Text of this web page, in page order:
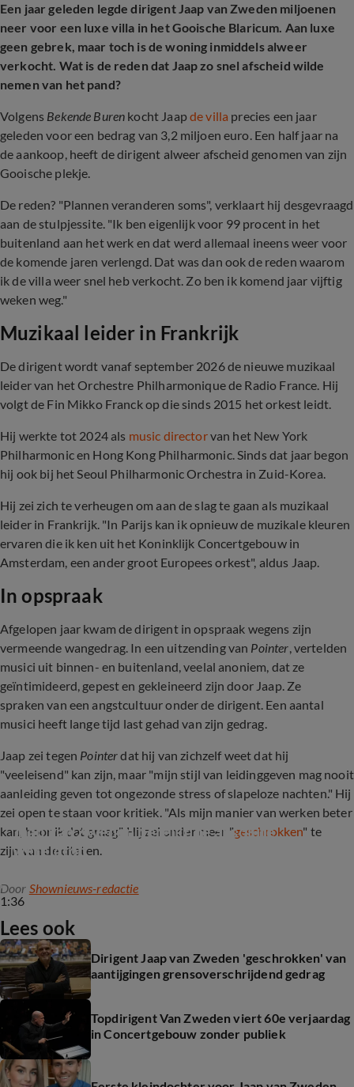
Een jaar geleden legde dirigent Jaap van Zweden miljoenen
neer voor een luxe villa in het Gooische Blaricum. Aan luxe
geen gebrek, maar toch is de woning inmiddels alweer
verkocht. Wat is de reden dat Jaap zo snel afscheid wilde
nemen van het pand?
Volgens Bekende Buren kocht Jaapde villa precies een jaar
geleden voor een bedrag van 3,2 miljoen euro. Een half jaar na
de aankoop, heeft de dirigent alweer afscheid genomen van zijn
Gooische plekje.
De reden? "Plannen veranderen soms", verklaart hij desgevraagd
aan de stulpjessite. "Ik ben eigenlijk voor 99 procent in het
buitenland aan het werk en dat werd allemaal ineens weer voor
de komende jaren verlengd. Dat was dan ook de reden waarom
ik de villa weer snel heb verkocht. Zo ben ik komend jaar vijftig
weken weg."
Muzikaal leider in Frankrijk
De dirigent wordt vanaf september 2026 de nieuwe muzikaal
leider van het Orchestre Philharmonique de Radio France. Hij
volgt de Fin Mikko Franck op die sinds 2015 het orkest leidt.
Hij werkte tot 2024 als music directorvan het New York
Philharmonic en Hong Kong Philharmonic. Sinds dat jaar begon
hij ook bij het Seoul Philharmonic Orchestra in Zuid-Korea.
Hij zei zich te verheugen om aan de slag te gaan als muzikaal
leider in Frankrijk. "In Parijs kan ik opnieuw de muzikale kleuren
ervaren die ik ken uit het Koninklijk Concertgebouw in
Amsterdam, een ander groot Europees orkest", aldus Jaap.
In opspraak
Afgelopen jaar kwam de dirigent in opspraak wegens zijn
vermeende wangedrag. In een uitzending van Pointer, vertelden
musici uit binnen- en buitenland, veelal anoniem, dat ze
geïntimideerd, gepest en gekleineerd zijn door Jaap. Ze
spraken van een angstcultuur onder de dirigent. Een aantal
musici heeft lange tijd last gehad van zijn gedrag.
Jaap zei tegen Pointerdat hij van zichzelf weet dat hij
"veeleisend" kan zijn, maar "mijn stijl van leidinggeven mag nooit
aanleiding geven tot ongezonde stress of slapeloze nachten." Hij
zei open te staan voor kritiek. "Als mijn manier van werken beter
kan, hoor ik dat graag." Hij zei onder meer "geschrokken" te
zijn van de citaten.
1:36
Jaap van Zweden bereikt de absolute
wereldtop
Door Shownieuws-redactie
Lees ook
Dirigent Jaap van Zweden 'geschrokken' van
aantijgingen grensoverschrijdend gedrag
Topdirigent Van Zweden viert 60e verjaardag
in Concertgebouw zonder publiek